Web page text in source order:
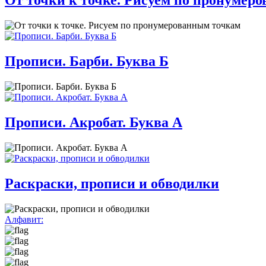
Прописи. Барби. Буква Б
Прописи. Акробат. Буква А
Раскраски, прописи и обводилки
Алфавит: